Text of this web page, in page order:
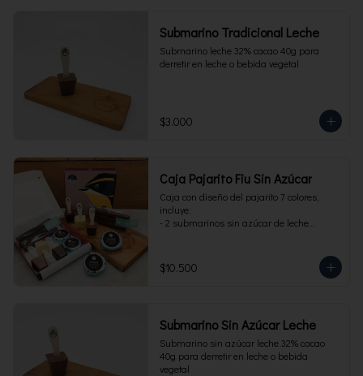
Submarino Tradicional Leche
Submarino leche 32% cacao 40g para
derretir en leche o bebida vegetal
$3.000
Caja Pajarito Fiu Sin Azúcar
Caja con diseño del pajarito 7 colores,
incluye:
- 2 submarinos sin azúcar de leche
$10.500
Submarino Sin Azúcar Leche
Submarino sin azúcar leche 32% cacao
40g para derretir en leche o bebida
vegetal